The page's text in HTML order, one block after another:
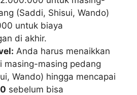
(Saddi, Shisui, Wando)
untuk biaya
di akhir.
Anda harus menaikkan
masing-masing pedang
Wando) hingga mencapai
sebelum bisa